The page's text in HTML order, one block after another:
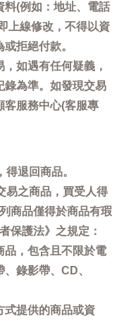
料(例如：地址、電話
上線修改，不得以資
拒絕付款。
如遇有任何疑義，
錄為準。如發現交易
客服務中心(客服專
退回商品。
易之商品，買受人得
商品僅得於商品有瑕
保護法》之規定：
品，包含且不限於電
錄影帶、CD、
式提供的商品或資